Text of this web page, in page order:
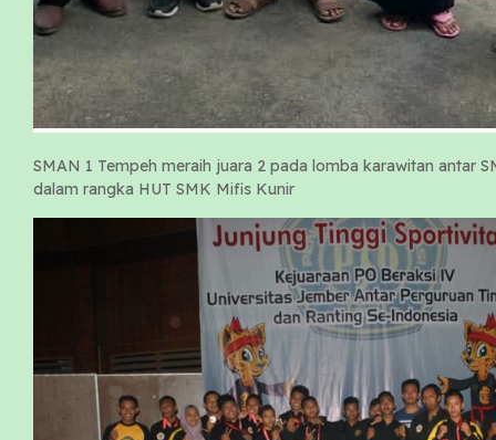
SMAN 1 Tempeh meraih juara 2 pada lomba karawitan antar
dalam rangka HUT SMK Mifis Kunir